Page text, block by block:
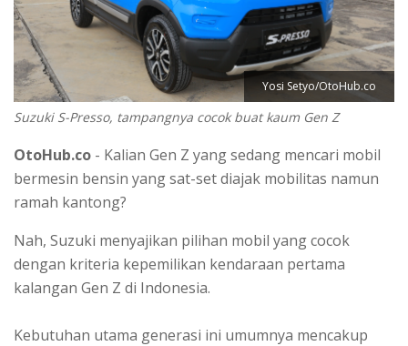
Yosi Setyo/OtoHub.co
Suzuki S-Presso, tampangnya cocok buat kaum Gen Z
OtoHub.co - Kalian Gen Z yang sedang mencari mobil
bermesin bensin yang sat-set diajak mobilitas namun
ramah kantong?
Nah, Suzuki menyajikan pilihan mobil yang cocok
dengan kriteria kepemilikan kendaraan pertama
kalangan Gen Z di Indonesia.
Kebutuhan utama generasi ini umumnya mencakup